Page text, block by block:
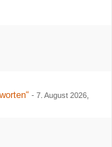
- 7. August 2026,